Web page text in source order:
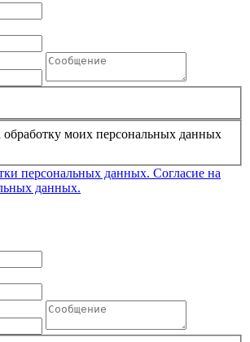
обработку моих персональных данных
персональных данных. Согласие на
данных.